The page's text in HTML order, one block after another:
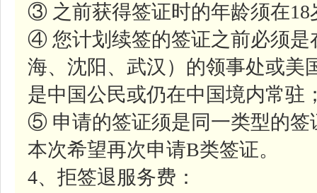
③ 之前获得签证时的年龄须在18
④ 您计划续签的签证之前必须是
海、沈阳、武汉）的领事处或美
是中国公民或仍在中国境内常驻
⑤ 申请的签证须是同一类型的签
本次希望再次申请B类签证。
4、拒签退服务费：